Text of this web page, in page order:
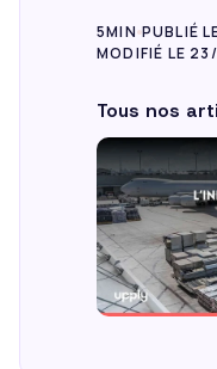
5MIN PUBLIÉ
MODIFIÉ LE
Tous nos